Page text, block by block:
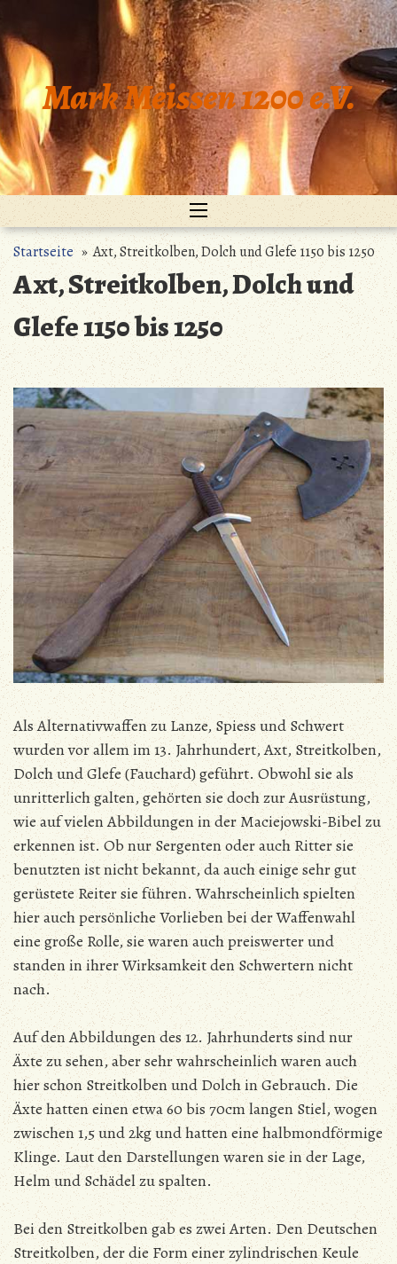
Inhalt
springen
Mark Meissen 1200 e.V.
Startseite» Axt, Streitkolben, Dolch und Glefe 1150 bis 1250
Axt, Streitkolben, Dolch und
Glefe 1150 bis 1250
Als Alternativwaffen zu Lanze, Spiess und Schwert
wurden vor allem im 13. Jahrhundert, Axt, Streitkolben,
Dolch und Glefe (Fauchard) geführt. Obwohl sie als
unritterlich galten, gehörten sie doch zur Ausrüstung,
wie auf vielen Abbildungen in der Maciejowski-Bibel zu
erkennen ist. Ob nur Sergenten oder auch Ritter sie
benutzten ist nicht bekannt, da auch einige sehr gut
gerüstete Reiter sie führen. Wahrscheinlich spielten
hier auch persönliche Vorlieben bei der Waffenwahl
eine große Rolle, sie waren auch preiswerter und
standen in ihrer Wirksamkeit den Schwertern nicht
nach.
Auf den Abbildungen des 12. Jahrhunderts sind nur
Äxte zu sehen, aber sehr wahrscheinlich waren auch
hier schon Streitkolben und Dolch in Gebrauch. Die
Äxte hatten einen etwa 60 bis 70cm langen Stiel, wogen
zwischen 1,5 und 2kg und hatten eine halbmondförmige
Klinge. Laut den Darstellungen waren sie in der Lage,
Helm und Schädel zu spalten.
Bei den Streitkolben gab es zwei Arten. Den Deutschen
Streitkolben, der die Form einer zylindrischen Keule